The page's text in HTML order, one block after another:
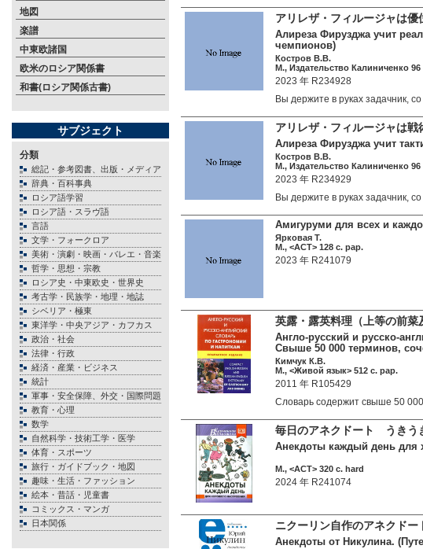
地図
楽譜
中東欧諸国
欧米のロシア関係書
和書(ロシア関係古書)
サブジェクト
分類
総記・参考図書、出版・メディア
辞典・百科事典
ロシア語学習
ロシア語・スラヴ語
言語
文学・フォークロア
美術・演劇・映画・バレエ・音楽
哲学・思想・宗教
ロシア史・中東欧史・世界史
考古学・民族学・地理・地誌
シベリア・極東
東洋学・中央アジア・カフカス
政治・社会
法律・行政
経済・産業・ビジネス
統計
軍事・安全保障、外交・国際問題
教育・心理
数学
自然科学・技術工学・医学
体育・スポーツ
旅行・ガイドブック・地図
趣味・生活・ファッション
絵本・昔話・児童書
コミックス・マンガ
日本関係
アリレザ・フィルージャは
Алиреза Фирузджа учит
чемпионов)
Костров В.В.
М., Издательство Калиниченко 96
2023 年 R234928
Вы держите в руках задачник, со
アリレザ・フィルージャは
Алиреза Фирузджа учит
Костров В.В.
М., Издательство Калиниченко 96
2023 年 R234929
Вы держите в руках задачник, со
Амигуруми для всех и
Ярковая Т.
М., <АСТ> 128 c. pap.
2023 年 R241079
英露・露英料理（上等の前
Англо-русский и русско-
Свыше 50 000 терминов,
Кимчук К.В.
М., <Живой язык> 512 c. pap.
2011 年 R105429
Словарь содержит свыше 50 000
毎日のアネクドート うきう
Анекдоты каждый день для
М., <АСТ> 320 c. hard
2024 年 R241074
ニクーリン自作のアネクドー
Анекдоты от Никулина.